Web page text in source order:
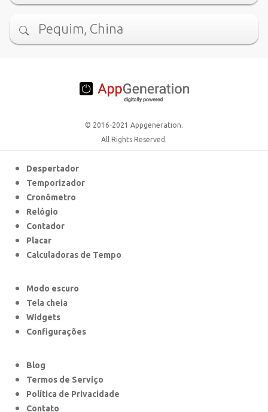
Pequim, China
© 2016-2021 Appgeneration.
All Rights Reserved.
Despertador
Temporizador
Cronômetro
Relógio
Contador
Placar
Calculadoras de Tempo
Modo escuro
Tela cheia
Widgets
Configurações
Blog
Termos de Serviço
Política de Privacidade
Contato